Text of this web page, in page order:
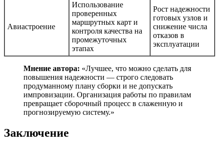
Авиастроение
Использование
проверенных
маршрутных карт и
контроля качества на
промежуточных
этапах
Рост надежности
готовых узлов и
снижение числа
отказов в
эксплуатации
Мнение автора: «Лучшее, что можно сделать для
повышения надежности — строго следовать
продуманному плану сборки и не допускать
импровизации. Организация работы по правилам
превращает сборочный процесс в слаженную и
прогнозируемую систему.»
Заключение